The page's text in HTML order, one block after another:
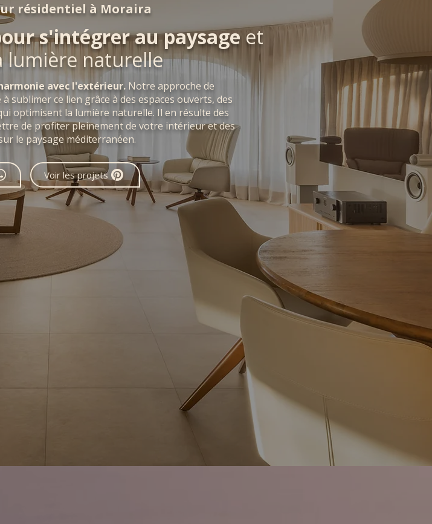
résidentiel à Moraira
s'intégrer au paysageet
lumière naturelle
avec l'extérieur. Notre approche de
sublimer ce lien grâce à des espaces ouverts, des
optimisent la lumière naturelle. Il en résulte des
de profiter pleinement de votre intérieur et des
le paysage méditerranéen.
Voir les projets